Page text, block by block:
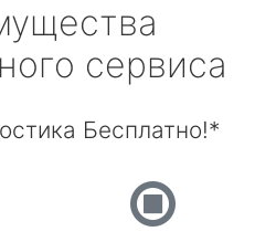
сервиса
Бесплатно!*